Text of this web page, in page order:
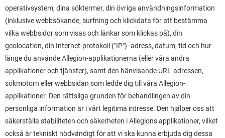
operativsystem, dina söktermer, din övriga användningsinformation
(inklusive webbsökande, surfning och klickdata för att bestämma
vilka webbsidor som visas och länkar som klickas på), din
geolocation, din Internet-protokoll ("IP") -adress, datum, tid och hur
länge du använde Allegion-applikationerna (eller våra andra
applikationer och tjänster), samt den hänvisande URL-adressen,
sökmotorn eller webbsidan som ledde dig till våra Allegion-
applikationer. Den rättsliga grunden för behandlingen av din
personliga information är i vårt legitima intresse. Den hjälper oss att
säkerställa stabiliteten och säkerheten i Allegions applikationer, vilket
också är tekniskt nödvändigt för att vi ska kunna erbjuda dig dessa